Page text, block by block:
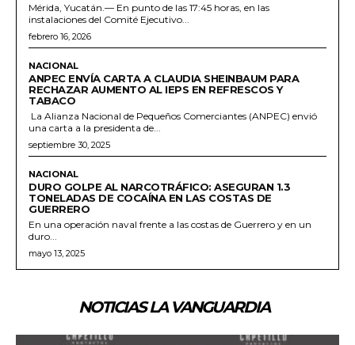
Mérida, Yucatán.— En punto de las 17:45 horas, en las
instalaciones del Comité Ejecutivo...
febrero 16, 2026
NACIONAL
ANPEC ENVÍA CARTA A CLAUDIA SHEINBAUM PARA
RECHAZAR AUMENTO AL IEPS EN REFRESCOS Y
TABACO
La Alianza Nacional de Pequeños Comerciantes (ANPEC) envió
una carta a la presidenta de...
septiembre 30, 2025
NACIONAL
DURO GOLPE AL NARCOTRÁFICO: ASEGURAN 1.3
TONELADAS DE COCAÍNA EN LAS COSTAS DE
GUERRERO
En una operación naval frente a las costas de Guerrero y en un
duro...
mayo 13, 2025
NOTICIAS LA VANGUARDIA